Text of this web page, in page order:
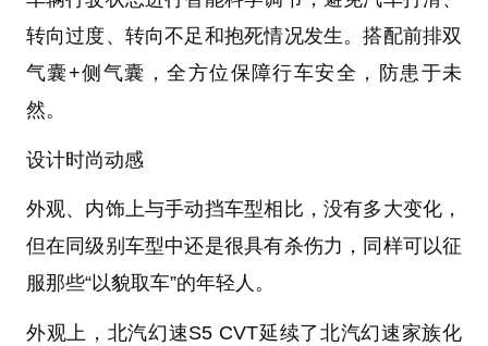
转向过度、转向不足和抱死情况发生。搭配前排双
气囊+侧气囊，全方位保障行车安全，防患于未
然。
设计时尚动感
外观、内饰上与手动挡车型相比，没有多大变化，
但在同级别车型中还是很具有杀伤力，同样可以征
服那些“以貌取车”的年轻人。
外观上，北汽幻速S5 CVT延续了北汽幻速家族化